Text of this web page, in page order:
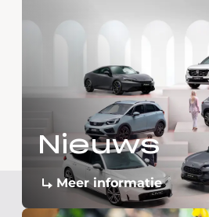
Nieuws
Meer informatie